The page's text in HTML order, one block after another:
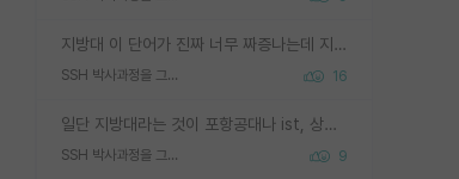
지방대 이 단어가 진짜 너무 짜증나는데 지방대면 다 그냥 쓰레기인가요? 무슨 말 같지도 않은 댓글들이 있는건지??? 지방에도 충분히 좋은 대학 많고 충분히 잘하는 교수님들 많습니다 포항공대 4개 IST 대표 지거국들 여기 모두 다 지방에 있고 여기 출신들 중에 교수하는 분들 적지 않습니다 지거국 출신이 무슨 교수를 하냐?라고 생각할 사람들 많은데 상위 대표 지거국에 아웃라이어들 많습니다 결국 개인의 연구역량과 실적이 중요합니다 이 역량을 펼치는데 있어서 지도교수와의 합도 중요합니다. 그리고 경력이 필요하면 해외포닥까지 다녀오세요
SSH 박사과정을 그만두고 지방대 박사로 옮기면 교수의 꿈은 끝일까요? 16
일단 지방대라는 것이 포항공대나 ist, 상위 지거국은 아니라고 생각하겠습니다. 그런곳은 서성한에 비해 소위 대학 네임밸류가 크게 뒤떨어지지는 않으니까요. 대학 이름이 중요하냐? 당연합니다. 대학 이름이 좋아서 좋은 아웃풋이 나오는 것이냐, 좋은 대학은 좋은 사람과 좋은 기회가 몰려있으니 아웃풋도 자연스럽게 좋아지는 것이냐? 대답하기 어려운 문제입니다. 아직 한국 사회에서 학벌을 보는 것도, 특히 이공계를 중심으로 학벌보다는 실적 위주라는 분위기가 형성되는 것도 사실입니다. 지방대 출신으로 전임교수가 될수 있느냐? 가능 불가능을 따지면 당연히 가능입니다. 지방대 박사 출신으로 전임교원이 된 경우가 실제로 있으니까요. 현실적인 가능성이 있느냐? 지금 이정도 대학의 교수가 되고싶다고 생각되는 대학 들어가서 컴공과 교수 목록 켜고 박사 어디서 받았는지 쭉 한번 보세요. 냉정하게 지방대 출신인 분들이 많지는 않으실겁니다.
SSH 박사과정을 그만두고 지방대 박사로 옮기면 교수의 꿈은 끝일까요? 9